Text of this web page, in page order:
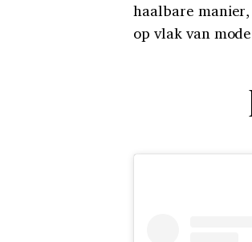
haalbare manier,
op vlak van